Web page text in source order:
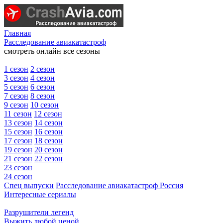
Главная
Расследование авиакатастроф
смотреть онлайн все сезоны
1 сезон 2 сезон
3 сезон 4 сезон
5 сезон 6 сезон
7 сезон 8 сезон
9 сезон 10 сезон
11 сезон 12 сезон
13 сезон 14 сезон
15 сезон 16 сезон
17 сезон 18 сезон
19 сезон 20 сезон
21 сезон 22 сезон
23 сезон
24 сезон
Спец выпуски Расследование авиакатастроф Россия
Интересные сериалы
Разрушители легенд
Выжить любой ценой